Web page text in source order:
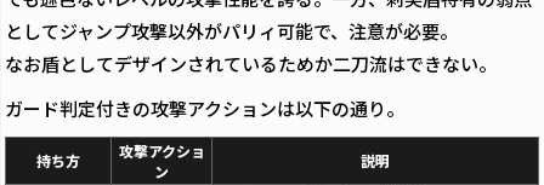
としてジャンプ攻撃以外がパリィ可能で、注意が必要。
なお盾としてデザインされているためか二刀流はできない。
ガード判定付きの攻撃アクションは以下の通り。
持ち方
攻撃アクショ
ン
説明